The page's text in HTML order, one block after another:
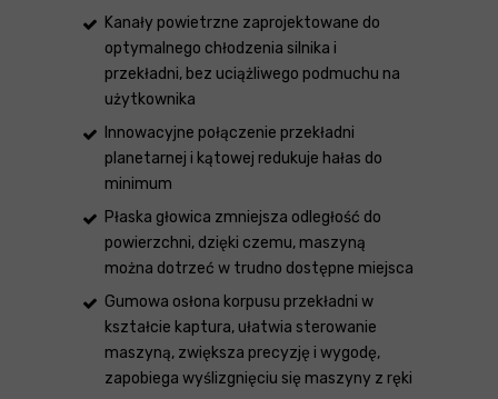
Kanały powietrzne zaprojektowane do
optymalnego chłodzenia silnika i
przekładni, bez uciążliwego podmuchu na
użytkownika
Innowacyjne połączenie przekładni
planetarnej i kątowej redukuje hałas do
minimum
Płaska głowica zmniejsza odległość do
powierzchni, dzięki czemu, maszyną
można dotrzeć w trudno dostępne miejsca
Gumowa osłona korpusu przekładni w
kształcie kaptura, ułatwia sterowanie
maszyną, zwiększa precyzję i wygodę,
zapobiega wyślizgnięciu się maszyny z ręki